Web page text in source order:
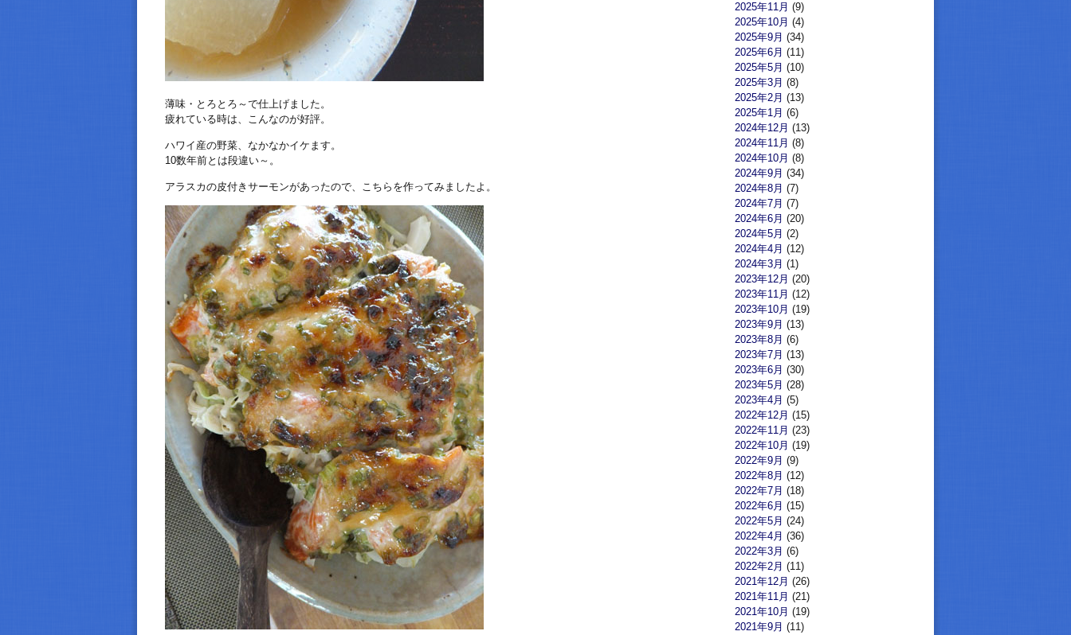
薄味・とろとろ～で仕上げました。
疲れている時は、こんなのが好評。
ハワイ産の野菜、なかなかイケます。
10数年前とは段違い～。
アラスカの皮付きサーモンがあったので、こちらを作ってみましたよ。
2025年11月 (9)
2025年10月 (4)
2025年9月 (34)
2025年6月 (11)
2025年5月 (10)
2025年3月 (8)
2025年2月 (13)
2025年1月 (6)
2024年12月 (13)
2024年11月 (8)
2024年10月 (8)
2024年9月 (34)
2024年8月 (7)
2024年7月 (7)
2024年6月 (20)
2024年5月 (2)
2024年4月 (12)
2024年3月 (1)
2023年12月 (20)
2023年11月 (12)
2023年10月 (19)
2023年9月 (13)
2023年8月 (6)
2023年7月 (13)
2023年6月 (30)
2023年5月 (28)
2023年4月 (5)
2022年12月 (15)
2022年11月 (23)
2022年10月 (19)
2022年9月 (9)
2022年8月 (12)
2022年7月 (18)
2022年6月 (15)
2022年5月 (24)
2022年4月 (36)
2022年3月 (6)
2022年2月 (11)
2021年12月 (26)
2021年11月 (21)
2021年10月 (19)
2021年9月 (11)